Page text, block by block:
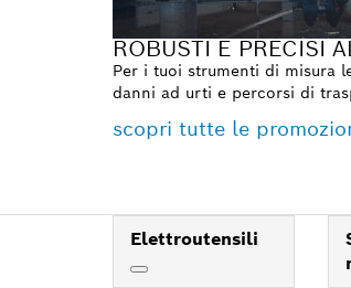
ROBUSTI E PRECISI
Per i tuoi strumenti di misura
danni ad urti e percorsi di
scopri tutte le
Elettroutensili